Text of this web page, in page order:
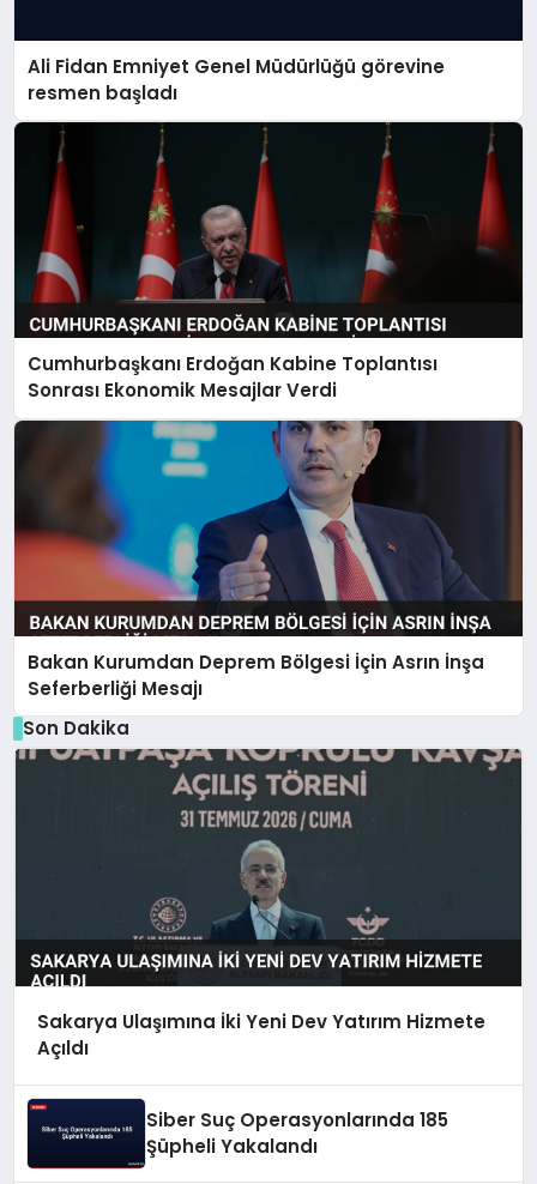
Ali Fidan Emniyet Genel Müdürlüğü görevine
resmen başladı
Cumhurbaşkanı Erdoğan Kabine Toplantısı
Sonrası Ekonomik Mesajlar Verdi
Bakan Kurumdan Deprem Bölgesi İçin Asrın İnşa
Seferberliği Mesajı
Son Dakika
Sakarya Ulaşımına İki Yeni Dev Yatırım Hizmete
Açıldı
Siber Suç Operasyonlarında 185
Şüpheli Yakalandı